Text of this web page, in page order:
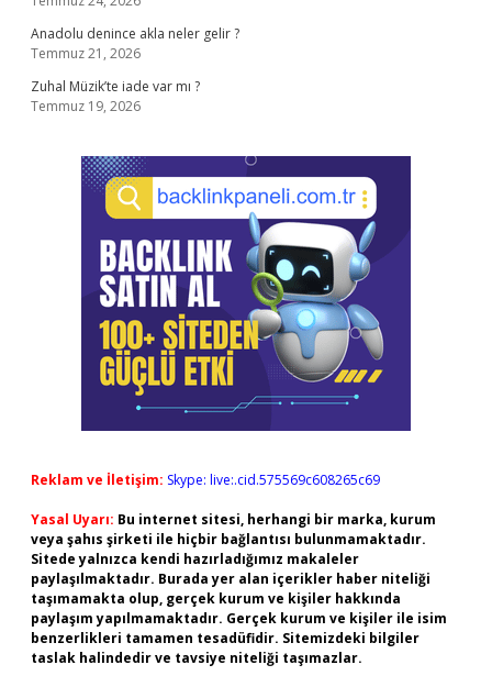
Anadolu denince akla neler gelir ?
Temmuz 21, 2026
Zuhal Müzik’te iade var mı ?
Temmuz 19, 2026
Reklam ve İletişim: Skype: live:.cid.575569c608265c69
Yasal Uyarı: Bu internet sitesi, herhangi bir marka, kurum
veya şahıs şirketi ile hiçbir bağlantısı bulunmamaktadır.
Sitede yalnızca kendi hazırladığımız makaleler
paylaşılmaktadır. Burada yer alan içerikler haber niteliği
taşımamakta olup, gerçek kurum ve kişiler hakkında
paylaşım yapılmamaktadır. Gerçek kurum ve kişiler ile isim
benzerlikleri tamamen tesadüfidir. Sitemizdeki bilgiler
taslak halindedir ve tavsiye niteliği taşımazlar.